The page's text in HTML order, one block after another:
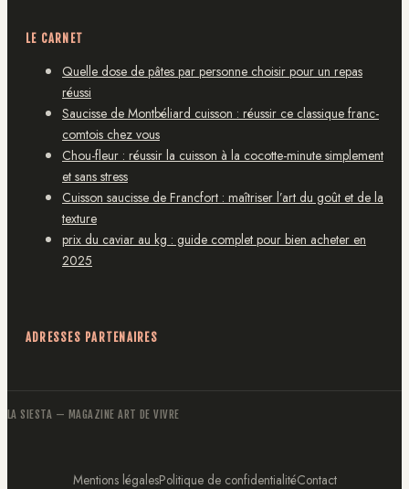
LE CARNET
Quelle dose de pâtes par personne choisir pour un repas
réussi
Saucisse de Montbéliard cuisson : réussir ce classique franc-
comtois chez vous
Chou-fleur : réussir la cuisson à la cocotte-minute simplement
et sans stress
Cuisson saucisse de Francfort : maîtriser l’art du goût et de la
texture
prix du caviar au kg : guide complet pour bien acheter en
2025
ADRESSES PARTENAIRES
LA SIESTA — MAGAZINE ART DE VIVRE
Mentions légalesPolitique de confidentialitéContact